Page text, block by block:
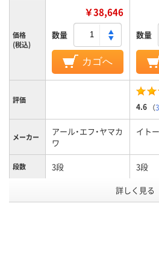
価格
(税込)
￥38,646
数量
カゴへ
数量
評価
4.6 （
メーカー
アール・エフ・ヤマカ
ワ
イト
段数 3段 3段
両開き／片開き扉タ
イプ
両開
イプ
詳しく見る